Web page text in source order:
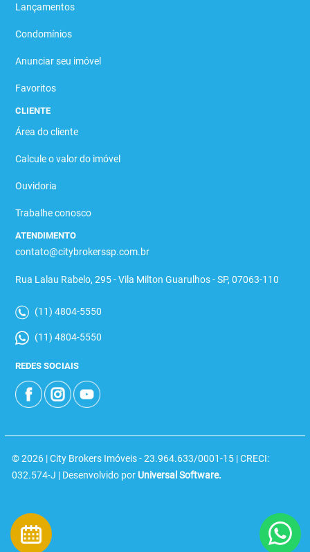
Lançamentos
Condomínios
Anunciar seu imóvel
Favoritos
CLIENTE
Área do cliente
Calcule o valor do imóvel
Ouvidoria
Trabalhe conosco
ATENDIMENTO
contato@citybrokerssp.com.br
Rua Lalau Rabelo, 295 - Vila Milton Guarulhos - SP, 07063-110
(11) 4804-5550
(11) 4804-5550
REDES SOCIAIS
© 2026 | City Brokers Imóveis - 23.964.633/0001-15 | CRECI:
032.574-J | Desenvolvido por Universal Software.